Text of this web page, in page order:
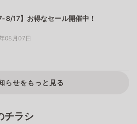
8/17】お得なセール開催中！
08月07日
らせをもっと見る
チラシ